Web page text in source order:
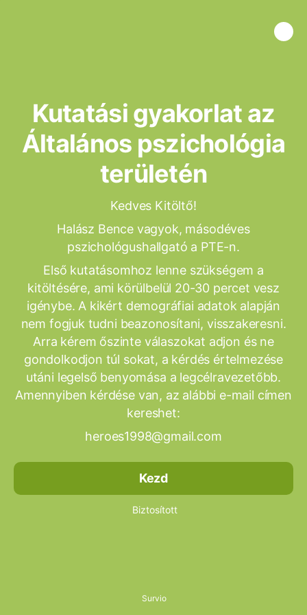
Kutatási gyakorlat az
Általános pszichológia
területén
Kedves Kitöltő!
Halász Bence vagyok, másodéves
pszichológushallgató a PTE-n.
Első kutatásomhoz lenne szükségem a
kitöltésére, ami körülbelül 20-30 percet vesz
igénybe. A kikért demográfiai adatok alapján
nem fogjuk tudni beazonosítani, visszakeresni.
Arra kérem őszinte válaszokat adjon és ne
gondolkodjon túl sokat, a kérdés értelmezése
utáni legelső benyomása a legcélravezetőbb.
Amennyiben kérdése van, az alábbi e-mail címen
kereshet:
heroes1998@gmail.com
Kezd
Biztosított
Survio